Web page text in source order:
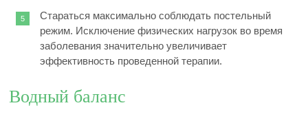
Стараться максимально соблюдать постельный
режим. Исключение физических нагрузок во время
заболевания значительно увеличивает
эффективность проведенной терапии.
Водный баланс